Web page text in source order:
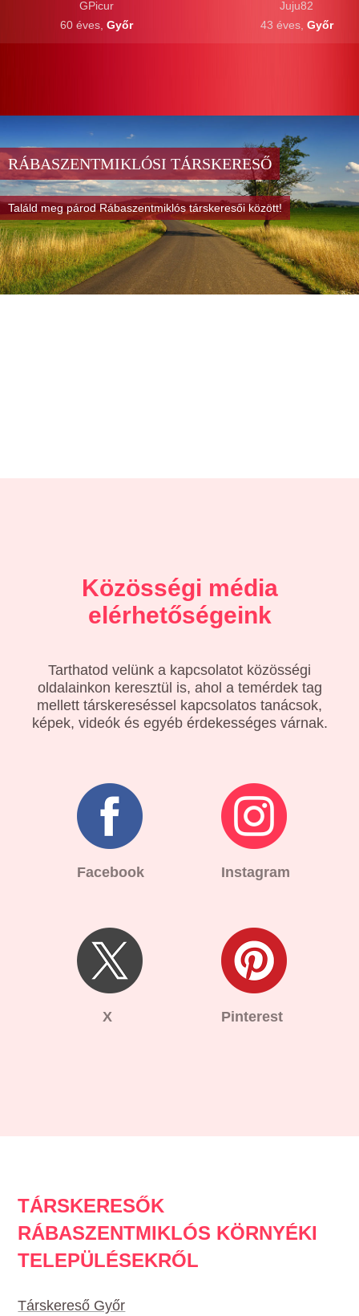
GPicur
60 éves, Győr
Juju82
43 éves, Győr
RÁBASZENTMIKLÓSI TÁRSKERESŐ
Találd meg párod Rábaszentmiklós társkeresői között!
Közösségi média
elérhetőségeink
Tarthatod velünk a kapcsolatot közösségi
oldalainkon keresztül is, ahol a temérdek tag
mellett társkereséssel kapcsolatos tanácsok,
képek, videók és egyéb érdekességes várnak.
Facebook Instagram
X Pinterest
TÁRSKERESŐK
RÁBASZENTMIKLÓS KÖRNYÉKI
TELEPÜLÉSEKRŐL
Társkereső Győr